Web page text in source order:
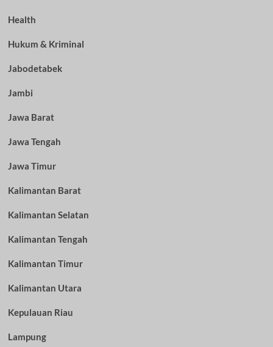
Health
Hukum & Kriminal
Jabodetabek
Jambi
Jawa Barat
Jawa Tengah
Jawa Timur
Kalimantan Barat
Kalimantan Selatan
Kalimantan Tengah
Kalimantan Timur
Kalimantan Utara
Kepulauan Riau
Lampung